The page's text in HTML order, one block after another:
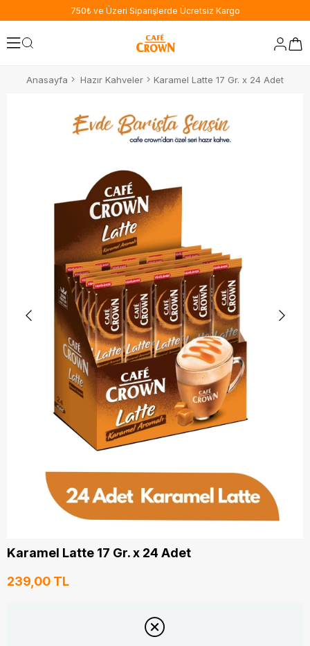
750₺ ve Üzeri Siparişlerde Ücretsiz Kargo
Anasayfa Hazır Kahveler Karamel Latte 17 Gr. x 24 Adet
Karamel Latte 17 Gr. x 24 Adet
239,00 TL